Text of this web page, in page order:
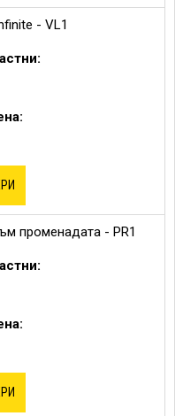
- VL1
променадата - PR1